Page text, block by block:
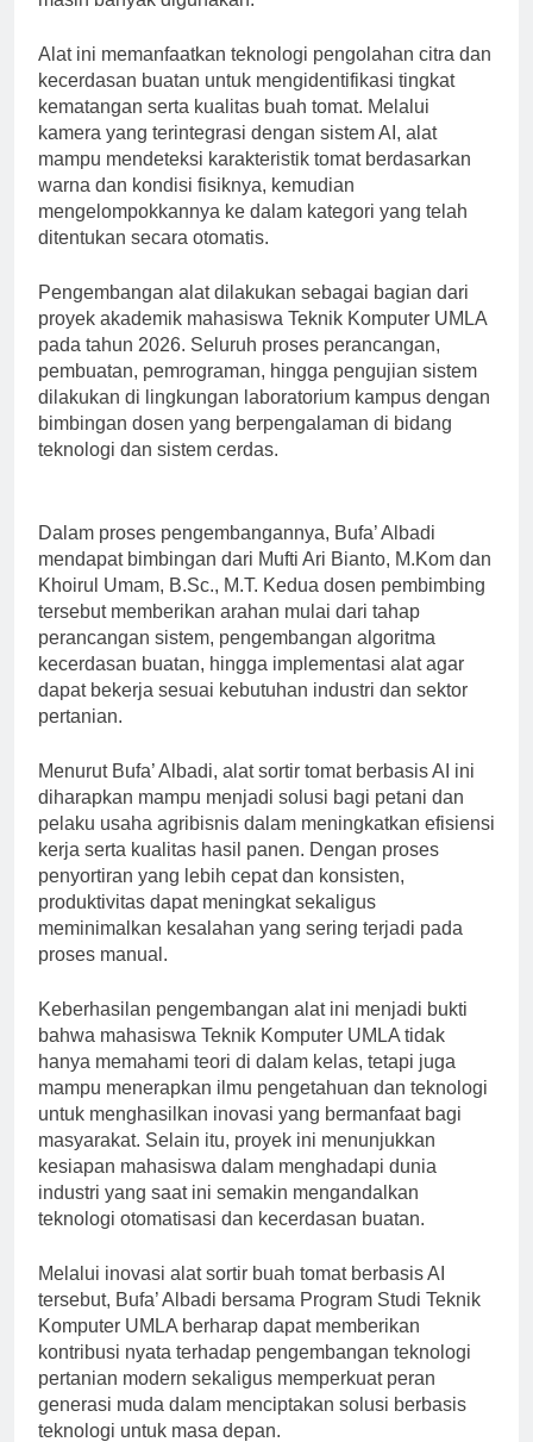
Alat ini memanfaatkan teknologi pengolahan citra dan
kecerdasan buatan untuk mengidentifikasi tingkat
kematangan serta kualitas buah tomat. Melalui
kamera yang terintegrasi dengan sistem AI, alat
mampu mendeteksi karakteristik tomat berdasarkan
warna dan kondisi fisiknya, kemudian
mengelompokkannya ke dalam kategori yang telah
ditentukan secara otomatis.
Pengembangan alat dilakukan sebagai bagian dari
proyek akademik mahasiswa Teknik Komputer UMLA
pada tahun 2026. Seluruh proses perancangan,
pembuatan, pemrograman, hingga pengujian sistem
dilakukan di lingkungan laboratorium kampus dengan
bimbingan dosen yang berpengalaman di bidang
teknologi dan sistem cerdas.
Dalam proses pengembangannya, Bufa’ Albadi
mendapat bimbingan dari Mufti Ari Bianto, M.Kom dan
Khoirul Umam, B.Sc., M.T. Kedua dosen pembimbing
tersebut memberikan arahan mulai dari tahap
perancangan sistem, pengembangan algoritma
kecerdasan buatan, hingga implementasi alat agar
dapat bekerja sesuai kebutuhan industri dan sektor
pertanian.
Menurut Bufa’ Albadi, alat sortir tomat berbasis AI ini
diharapkan mampu menjadi solusi bagi petani dan
pelaku usaha agribisnis dalam meningkatkan efisiensi
kerja serta kualitas hasil panen. Dengan proses
penyortiran yang lebih cepat dan konsisten,
produktivitas dapat meningkat sekaligus
meminimalkan kesalahan yang sering terjadi pada
proses manual.
Keberhasilan pengembangan alat ini menjadi bukti
bahwa mahasiswa Teknik Komputer UMLA tidak
hanya memahami teori di dalam kelas, tetapi juga
mampu menerapkan ilmu pengetahuan dan teknologi
untuk menghasilkan inovasi yang bermanfaat bagi
masyarakat. Selain itu, proyek ini menunjukkan
kesiapan mahasiswa dalam menghadapi dunia
industri yang saat ini semakin mengandalkan
teknologi otomatisasi dan kecerdasan buatan.
Melalui inovasi alat sortir buah tomat berbasis AI
tersebut, Bufa’ Albadi bersama Program Studi Teknik
Komputer UMLA berharap dapat memberikan
kontribusi nyata terhadap pengembangan teknologi
pertanian modern sekaligus memperkuat peran
generasi muda dalam menciptakan solusi berbasis
teknologi untuk masa depan.